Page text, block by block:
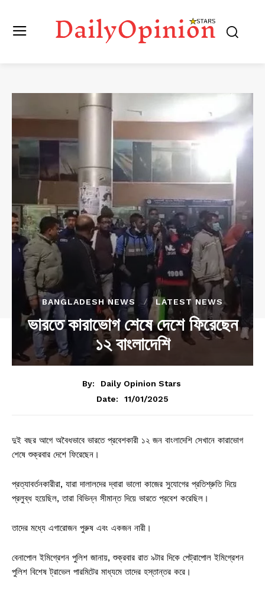
BANGLADESH NEWS LATEST NEWS
ভারতে কারাভোগ শেষে দেশে ফিরেছেন
১২ বাংলাদেশি
By:
Daily Opinion Stars
Date:
11/01/2025
দুই বছর আগে অবৈধভাবে ভারতে প্রবেশকারী ১২ জন বাংলাদেশি সেখানে কারাভোগ
শেষে শুক্রবার দেশে ফিরেছেন।
প্রত্যাবর্তনকারীরা, যারা দালালদের দ্বারা ভালো কাজের সুযোগের প্রতিশ্রুতি দিয়ে
প্রলুব্ধ হয়েছিল, তারা বিভিন্ন সীমান্ত দিয়ে ভারতে প্রবেশ করেছিল।
তাদের মধ্যে এগারোজন পুরুষ এবং একজন নারী।
বেনাপোল ইমিগ্রেশন পুলিশ জানায়, শুক্রবার রাত ৯টার দিকে পেট্রাপোল ইমিগ্রেশন
পুলিশ বিশেষ ট্রাভেল পারমিটের মাধ্যমে তাদের হস্তান্তর করে।